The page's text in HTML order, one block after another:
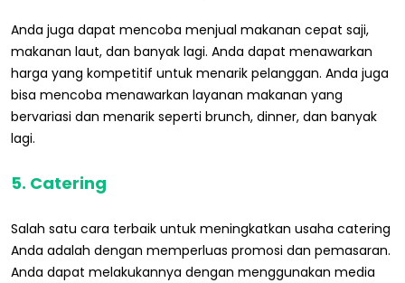
Anda juga dapat mencoba menjual makanan cepat saji,
makanan laut, dan banyak lagi. Anda dapat menawarkan
harga yang kompetitif untuk menarik pelanggan. Anda juga
bisa mencoba menawarkan layanan makanan yang
bervariasi dan menarik seperti brunch, dinner, dan banyak
lagi.
5. Catering
Salah satu cara terbaik untuk meningkatkan usaha catering
Anda adalah dengan memperluas promosi dan pemasaran.
Anda dapat melakukannya dengan menggunakan media